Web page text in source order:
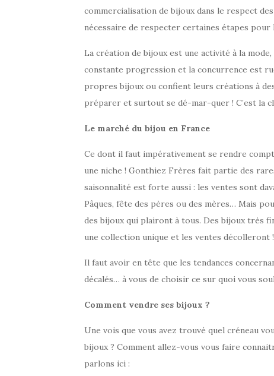
commercialisation de bijoux dans le respect
nécessaire de respecter certaines étapes pour
La création de bijoux est une activité à la
constante progression et la concurrence est
propres bijoux ou confient leurs créations à
préparer et surtout se dé-mar-quer ! C’est la
Le marché du bijou en France
Ce dont il faut impérativement se rendre
une niche ! Gonthiez Frères fait partie des
saisonnalité est forte aussi : les ventes sont
Pâques, fête des pères ou des mères… Mais
des bijoux qui plairont à tous. Des bijoux très
une collection unique et les ventes décolleront !
Il faut avoir en tête que les tendances
décalés… à vous de choisir ce sur quoi vous
Comment vendre ses bijoux ?
Une vois que vous avez trouvé quel créneau
bijoux ? Comment allez-vous vous faire
parlons ici :